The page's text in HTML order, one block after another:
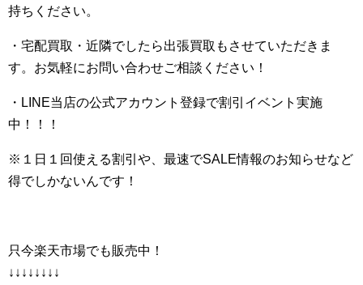
持ちください。
・宅配買取・近隣でしたら出張買取もさせていただきま
す。お気軽にお問い合わせご相談ください！
・LINE当店の公式アカウント登録で割引イベント実施
中！！！
※１日１回使える割引や、最速でSALE情報のお知らせなど
得でしかないんです！
只今楽天市場でも販売中！
↓↓↓↓↓↓↓↓